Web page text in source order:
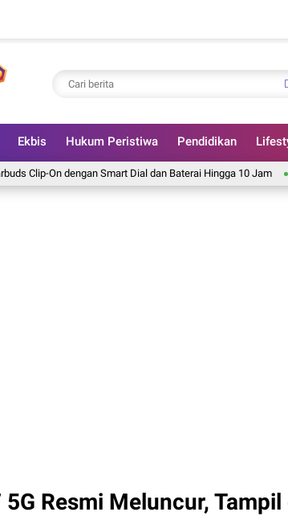
Ekbis Hukum Peristiwa Pendidikan
On dengan Smart Dial dan Baterai Hingga 10 Jam Daftar
Resmi Meluncur,